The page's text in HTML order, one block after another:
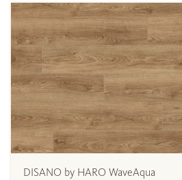
DISANO by HARO WaveAqua